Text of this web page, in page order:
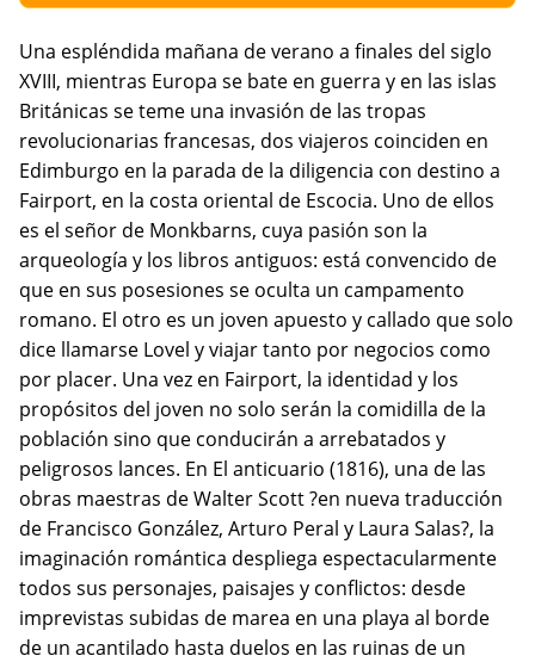
Una espléndida mañana de verano a finales del siglo
XVIII, mientras Europa se bate en guerra y en las islas
Británicas se teme una invasión de las tropas
revolucionarias francesas, dos viajeros coinciden en
Edimburgo en la parada de la diligencia con destino a
Fairport, en la costa oriental de Escocia. Uno de ellos
es el señor de Monkbarns, cuya pasión son la
arqueología y los libros antiguos: está convencido de
que en sus posesiones se oculta un campamento
romano. El otro es un joven apuesto y callado que solo
dice llamarse Lovel y viajar tanto por negocios como
por placer. Una vez en Fairport, la identidad y los
propósitos del joven no solo serán la comidilla de la
población sino que conducirán a arrebatados y
peligrosos lances. En El anticuario (1816), una de las
obras maestras de Walter Scott ?en nueva traducción
de Francisco González, Arturo Peral y Laura Salas?, la
imaginación romántica despliega espectacularmente
todos sus personajes, paisajes y conflictos: desde
imprevistas subidas de marea en una playa al borde
de un acantilado hasta duelos en las ruinas de un